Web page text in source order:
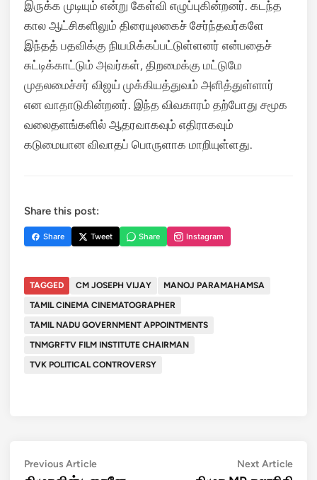
இருக்க முடியும் என்று கேள்வி எழுப்புகின்றனர். கடந்த
கால ஆட்சிகளிலும் திரையுலகைச் சேர்ந்தவர்களே
இந்தத் பதவிக்கு நியமிக்கப்பட்டுள்ளனர் என்பதைச்
சுட்டிக்காட்டும் அவர்கள், திறமைக்கு மட்டுமே
முதலமைச்சர் விஜய் முக்கியத்துவம் அளித்துள்ளார்
என வாதாடுகின்றனர். இந்த விவகாரம் தற்போது சமூக
வலைதளங்களில் ஆதரவாகவும் எதிராகவும்
கடுமையான விவாதப் பொருளாக மாறியுள்ளது.
Share this post:
Share Tweet Share Instagram
TAGGED CM JOSEPH VIJAY
MANOJ PARAMAHAMSA
TAMIL CINEMA CINEMATOGRAPHER
TAMIL NADU GOVERNMENT APPOINTMENTS
TNMGRFTV FILM INSTITUTE CHAIRMAN
TVK POLITICAL CONTROVERSY
Post
Previous ArticlePrevious
Next ArticleNext